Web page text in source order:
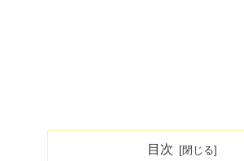
目次